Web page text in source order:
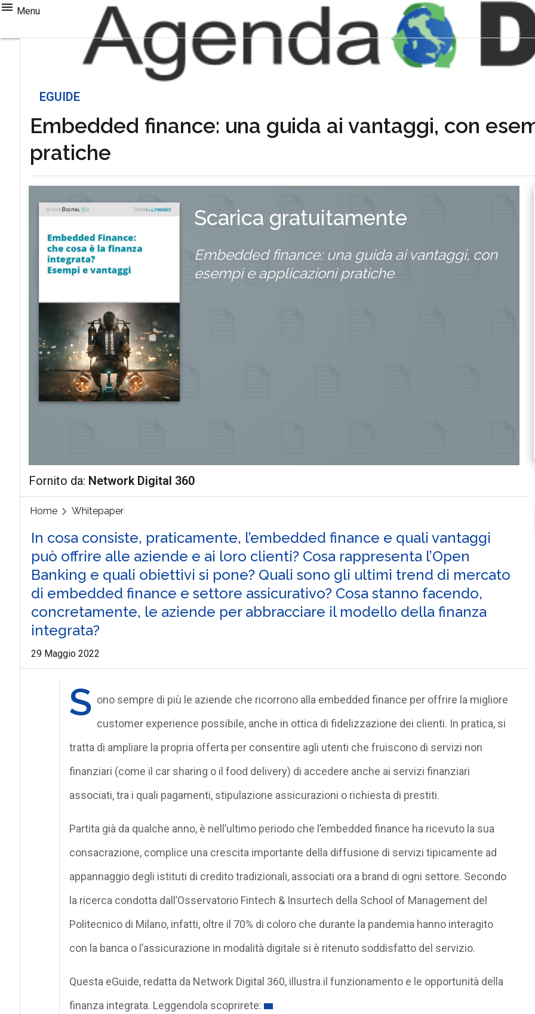
Menu
EGUIDE
Embedded finance: una guida ai vantaggi, con
pratiche
Scarica gratuitamente
Embedded finance: una guida ai vantaggi, con
esempi e applicazioni pratiche
Fornito da: Network Digital 360
Home Whitepaper
In cosa consiste, praticamente, l’embedded finance e quali vantaggi
può offrire alle aziende e ai loro clienti? Cosa rappresenta l’Open
Banking e quali obiettivi si pone? Quali sono gli ultimi trend di mercato
di embedded finance e settore assicurativo? Cosa stanno facendo,
concretamente, le aziende per abbracciare il modello della finanza
integrata?
29 Maggio 2022
S ono sempre di più le aziende che ricorrono alla embedded finance per offrire la migliore
customer experience possibile, anche in ottica di fidelizzazione dei clienti. In pratica, si
tratta di ampliare la propria offerta per consentire agli utenti che fruiscono di servizi non
finanziari (come il car sharing o il food delivery) di accedere anche ai servizi finanziari
associati, tra i quali pagamenti, stipulazione assicurazioni o richiesta di prestiti.
Partita già da qualche anno, è nell’ultimo periodo che l’embedded finance ha ricevuto la sua
consacrazione, complice una crescita importante della diffusione di servizi tipicamente ad
appannaggio degli istituti di credito tradizionali, associati ora a brand di ogni settore. Secondo
la ricerca condotta dall’Osservatorio Fintech & Insurtech della School of Management del
Politecnico di Milano, infatti, oltre il 70% di coloro che durante la pandemia hanno interagito
con la banca o l’assicurazione in modalità digitale si è ritenuto soddisfatto del servizio.
Questa eGuide, redatta da Network Digital 360, illustra il funzionamento e le opportunità della
finanza integrata. Leggendola scoprirete: